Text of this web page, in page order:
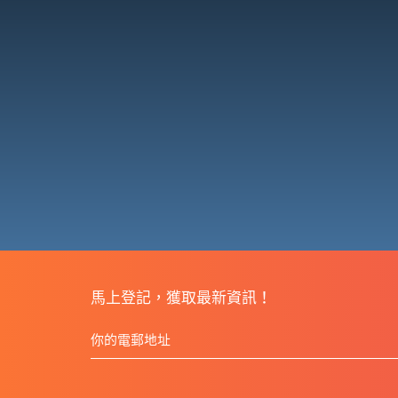
馬上登記，獲取最新資訊！